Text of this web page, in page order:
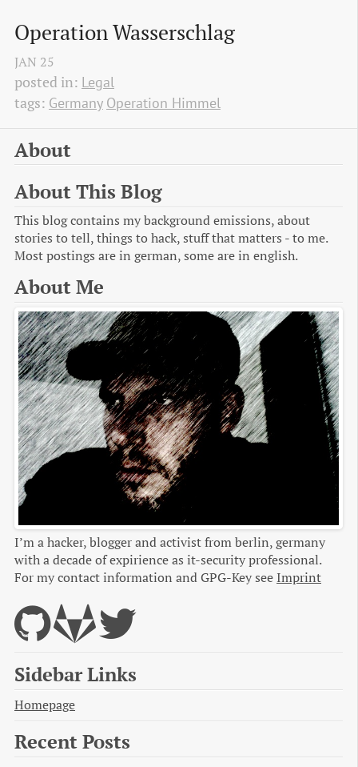
Operation Wasserschlag
JAN 25
posted in: Legal
tags: Germany Operation Himmel
About
About This Blog
This blog contains my background emissions, about
stories to tell, things to hack, stuff that matters - to me.
Most postings are in german, some are in english.
About Me
I’m a hacker, blogger and activist from berlin, germany
with a decade of expirience as it-security professional.
For my contact information and GPG-Key see Imprint
Sidebar Links
Homepage
Recent Posts